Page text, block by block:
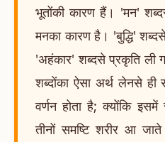
भूतोंकी कारण हैं। 'मन'
मनका कारण है। 'बुद्धि' शब्दसे
'अहंकार' शब्दसे प्रकृति ली
शब्दोंका ऐसा अर्थ लेनसे ही
वर्णन होता है; क्योंकि
तीनों समष्टि शरीर आ